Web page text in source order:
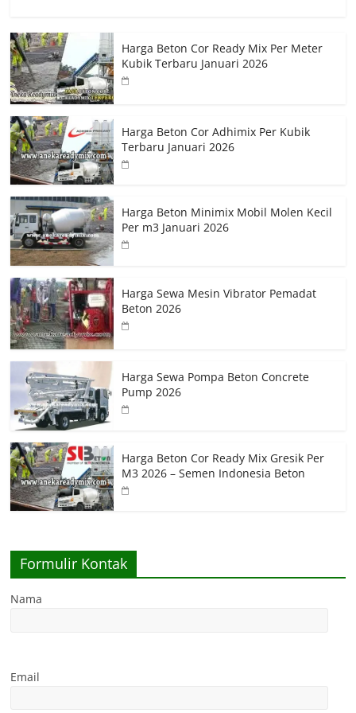
Harga Beton Cor Ready Mix Per Meter
Kubik Terbaru Januari 2026
Harga Beton Cor Adhimix Per Kubik
Terbaru Januari 2026
Harga Beton Minimix Mobil Molen Kecil
Per m3 Januari 2026
Harga Sewa Mesin Vibrator Pemadat
Beton 2026
Harga Sewa Pompa Beton Concrete
Pump 2026
Harga Beton Cor Ready Mix Gresik Per
M3 2026 – Semen Indonesia Beton
Formulir Kontak
Nama
Email